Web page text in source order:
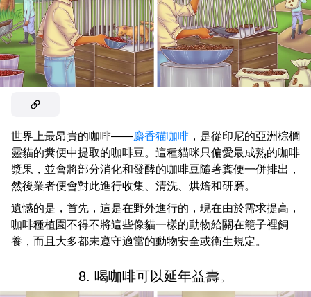
世界上最昂貴的咖啡——麝香猫咖啡 ，是從印尼的亞洲棕櫚
靈貓的糞便中提取的咖啡豆。這種貓咪只偏愛最成熟的咖啡
漿果，並會將部分消化和發酵的咖啡豆隨著糞便一併排出，
然後業者便會對此進行收集、清洗、烘焙和研磨。
遺憾的是，首先，這是在野外進行的，現在由於需求提高，
咖啡種植園不得不將這些像貓一樣的動物給關在籠子裡飼
養，而且大多都未遵守適當的動物安全或衛生規定。
8. 喝咖啡可以延年益壽。